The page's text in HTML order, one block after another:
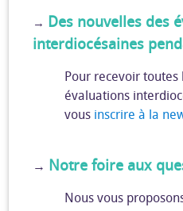
→ Des nouvelles des
interdiocésaines
Pour recevoir
évaluations
vous inscrire à la
→ Notre foire aux
Nous vous